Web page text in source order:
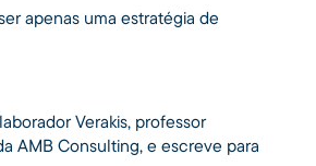
apenas uma estratégia de
Verakis, professor
AMB Consulting, e escreve para